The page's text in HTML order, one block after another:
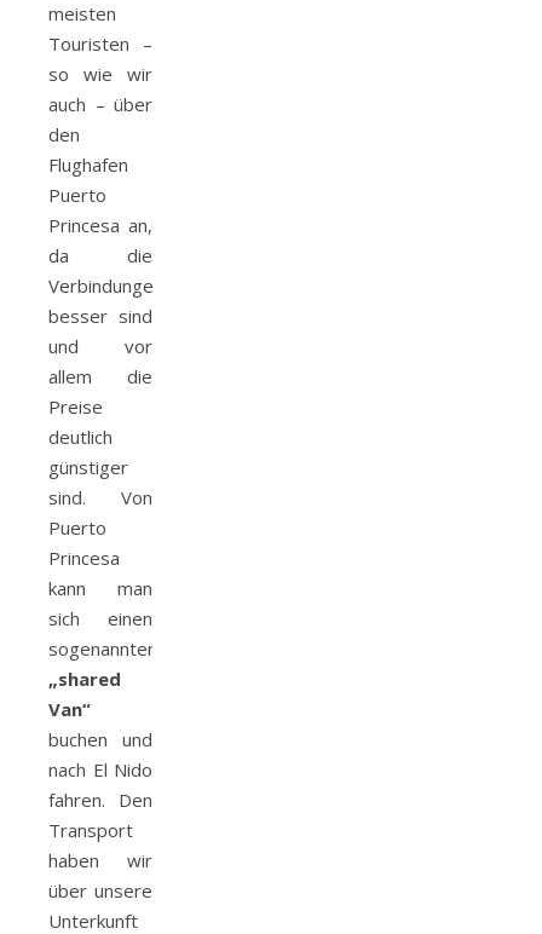
meisten
Touristen –
so wie wir
auch – über
den
Flughafen
Puerto
Princesa an,
da die
Verbindungen
besser sind
und vor
allem die
Preise
deutlich
günstiger
sind. Von
Puerto
Princesa
kann man
sich einen
sogenannten
„shared
Van“
buchen und
nach El Nido
fahren. Den
Transport
haben wir
über unsere
Unterkunft